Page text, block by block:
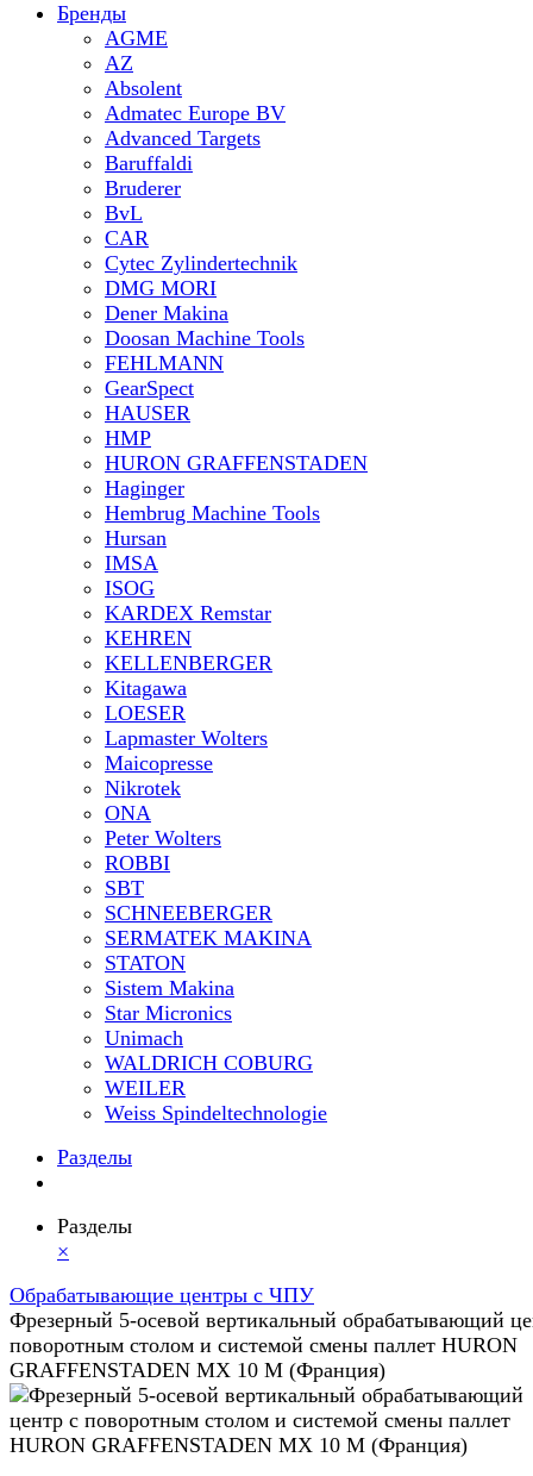
Бренды
AGME
AZ
Absolent
Admatec Europe BV
Advanced Targets
Baruffaldi
Bruderer
BvL
CAR
Cytec Zylindertechnik
DMG MORI
Dener Makina
Doosan Machine Tools
FEHLMANN
GearSpect
HAUSER
HMP
HURON GRAFFENSTADEN
Haginger
Hembrug Machine Tools
Hursan
IMSA
ISOG
KARDEX Remstar
KEHREN
KELLENBERGER
Kitagawa
LOESER
Lapmaster Wolters
Maicopresse
Nikrotek
ONA
Peter Wolters
ROBBI
SBT
SCHNEEBERGER
SERMATEK MAKINA
STATON
Sistem Makina
Star Micronics
Unimach
WALDRICH COBURG
WEILER
Weiss Spindeltechnologie
Разделы
Разделы
×
Обрабатывающие центры с ЧПУ
Фрезерный 5-осевой вертикальный обрабатывающий
поворотным столом и системой смены паллет HURON
GRAFFENSTADEN МX 10 М (Франция)